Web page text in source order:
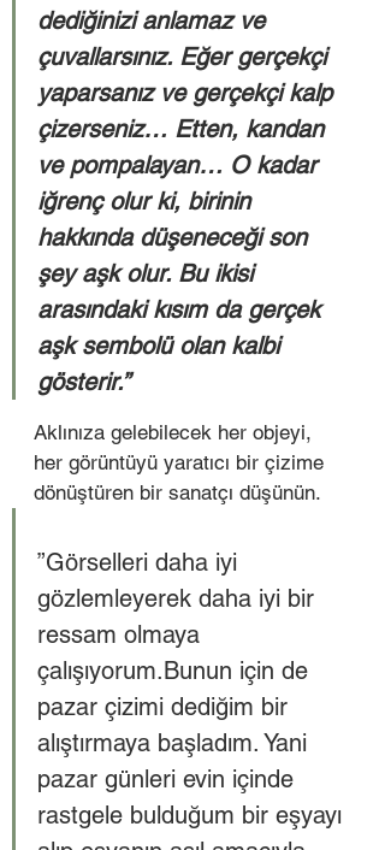
dediğinizi anlamaz ve
çuvallarsınız. Eğer gerçekçi
yaparsanız ve gerçekçi kalp
çizerseniz… Etten, kandan
ve pompalayan… O kadar
iğrenç olur ki, birinin
hakkında düşeneceği son
şey aşk olur. Bu ikisi
arasındaki kısım da gerçek
aşk sembolü olan kalbi
gösterir.”
Aklınıza gelebilecek her objeyi,
her görüntüyü yaratıcı bir çizime
dönüştüren bir sanatçı düşünün.
”Görselleri daha iyi
gözlemleyerek daha iyi bir
ressam olmaya
çalışıyorum.Bunun için de
pazar çizimi dediğim bir
alıştırmaya başladım. Yani
pazar günleri evin içinde
rastgele bulduğum bir eşyayı